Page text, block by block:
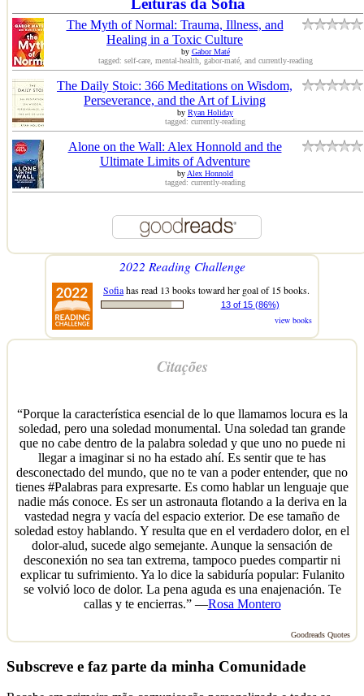
Leituras da Sofia
The Myth of Normal: Trauma, Illness, and
Healing in a Toxic Culture
by Gabor Maté
tagged: self-care, mental-health, gabor-maté, and currently-reading
The Daily Stoic: 366 Meditations on Wisdom,
Perseverance, and the Art of Living
by Ryan Holiday
tagged: currently-reading
Alone on the Wall: Alex Honnold and the
Ultimate Limits of Adventure
byAlex Honnold
tagged: currently-reading
2022 Reading Challenge
Sofiahas read 13 books toward her goal of 15 books.
13 of 15 (86%)
view books
Citações
“Porque la característica esencial de lo que llamamos locura es la
soledad, pero una soledad monumental. Una soledad tan grande
que no cabe dentro de la palabra soledad y que uno no puede ni
llegar a imaginar si no ha estado ahí. Es sentir que te has
desconectado del mundo, que no te van a poder entender, que no
tienes #Palabras para expresarte. Es como hablar un lenguaje que
nadie más conoce. Es ser un astronauta flotando a la deriva en la
vastedad negra y vacía del espacio exterior. De ese tamaño de
soledad estoy hablando. Y resulta que en el verdadero dolor, en el
dolor-alud, sucede algo semejante. Aunque la sensación de
desconexión no sea tan extrema, tampoco puedes compartir ni
explicar tu sufrimiento. Ya lo dice la sabiduría popular: Fulanito
se volvió loco de dolor. La pena aguda es una enajenación. Te
callas y te encierras.” —Rosa Montero
Goodreads Quotes
Subscreve e faz parte da minha Comunidade